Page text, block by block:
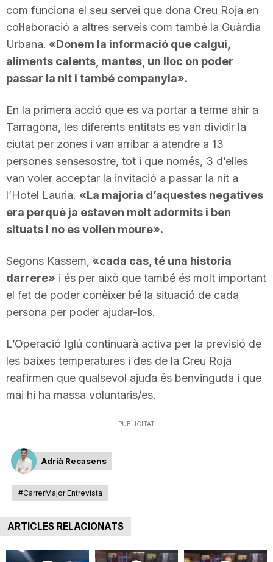
n
a
com funciona el seu servei que dona Creu Roja en
col·laboració a altres serveis com també la Guàrdia
Urbana. «Donem la informació que calgui,
aliments calents, mantes, un lloc on poder
passar la nit i també companyia».
En la primera acció que es va portar a terme ahir a
Tarragona, les diferents entitats es van dividir la
ciutat per zones i van arribar a atendre a 13
persones sensesostre, tot i que només, 3 d’elles
van voler acceptar la invitació a passar la nit a
l’Hotel Lauria. «La majoria d’aquestes negatives
era perquè ja estaven molt adormits i ben
situats i no es volien moure».
Segons Kassem, «cada cas, té una historia
darrere» i és per això que també és molt important
el fet de poder conèixer bé la situació de cada
persona per poder ajudar-los.
L’Operació Iglú continuarà activa per la previsió de
les baixes temperatures i des de la Creu Roja
reafirmen que qualsevol ajuda és benvinguda i que
mai hi ha massa voluntaris/es.
PUBLICITAT
Adrià Recasens
#CarrerMajor Entrevista
ARTICLES RELACIONATS